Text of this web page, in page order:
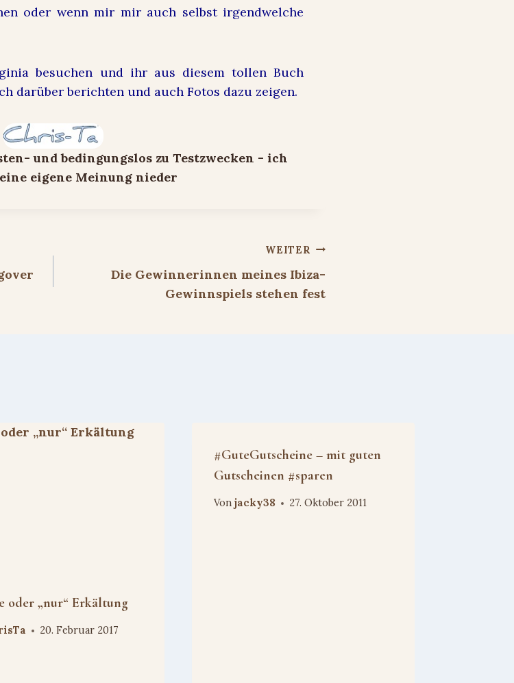
oder wenn mir mir auch selbst irgendwelche
besuchen und ihr aus diesem tollen Buch
darüber berichten und auch Fotos dazu zeigen.
WEITER
Die Gewinnerinnen meines Ibiza-
Gewinnspiels stehen fest
oder „nur“ Erkältung
20. Februar 2017
#GuteGutscheine – mit guten
Gutscheinen #sparen
Von jacky38 27. Oktober 2011